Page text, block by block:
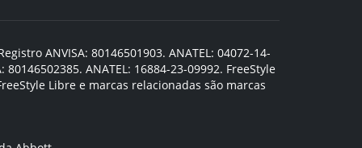
ANVISA: 80146501903. ANATEL: 04072-14-
ANATEL: 16884-23-09992. FreeStyle
Libre e marcas relacionadas são marcas